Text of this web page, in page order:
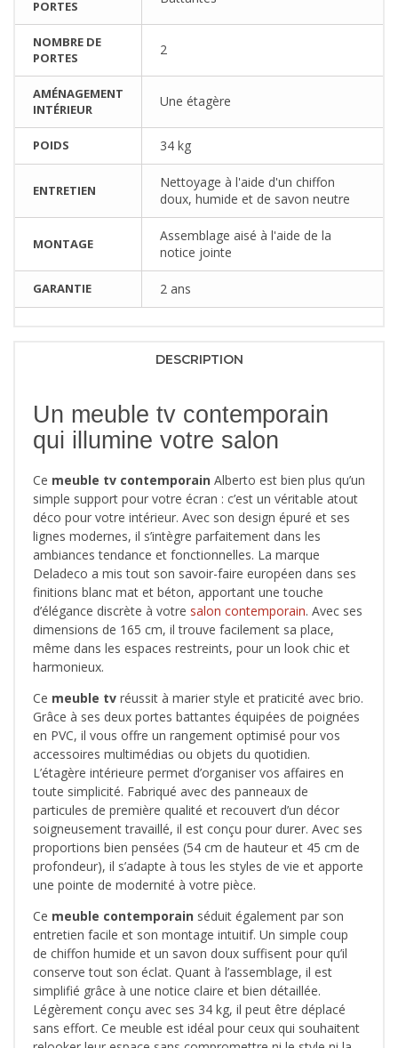
PORTES
NOMBRE DE
PORTES
2
AMÉNAGEMENT
INTÉRIEUR
Une étagère
POIDS 34 kg
ENTRETIEN
Nettoyage à l'aide d'un chiffon
doux, humide et de savon neutre
MONTAGE
Assemblage aisé à l'aide de la
notice jointe
GARANTIE 2 ans
DESCRIPTION
Un meuble tv contemporain
qui illumine votre salon
Ce meuble tv contemporain Alberto est bien plus qu’un
simple support pour votre écran : c’est un véritable atout
déco pour votre intérieur. Avec son design épuré et ses
lignes modernes, il s’intègre parfaitement dans les
ambiances tendance et fonctionnelles. La marque
Deladeco a mis tout son savoir-faire européen dans ses
finitions blanc mat et béton, apportant une touche
d’élégance discrète à votre salon contemporain. Avec ses
dimensions de 165 cm, il trouve facilement sa place,
même dans les espaces restreints, pour un look chic et
harmonieux.
Ce meuble tv réussit à marier style et praticité avec brio.
Grâce à ses deux portes battantes équipées de poignées
en PVC, il vous offre un rangement optimisé pour vos
accessoires multimédias ou objets du quotidien.
L’étagère intérieure permet d’organiser vos affaires en
toute simplicité. Fabriqué avec des panneaux de
particules de première qualité et recouvert d’un décor
soigneusement travaillé, il est conçu pour durer. Avec ses
proportions bien pensées (54 cm de hauteur et 45 cm de
profondeur), il s’adapte à tous les styles de vie et apporte
une pointe de modernité à votre pièce.
Ce meuble contemporain séduit également par son
entretien facile et son montage intuitif. Un simple coup
de chiffon humide et un savon doux suffisent pour qu’il
conserve tout son éclat. Quant à l’assemblage, il est
simplifié grâce à une notice claire et bien détaillée.
Légèrement conçu avec ses 34 kg, il peut être déplacé
sans effort. Ce meuble est idéal pour ceux qui souhaitent